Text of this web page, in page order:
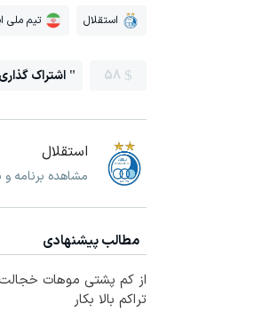
استقلال تیم ملی
58 اشتراک گذاری
استقلال
مشاهده برنامه
مطالب پیشنهادی
از کم پشتی موهات
تراکم بالا بکار